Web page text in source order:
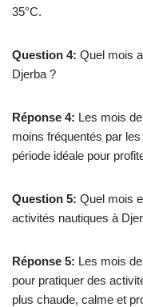
35°C.
Question 4: Quel mois
Djerba ?
Réponse 4: Les mois
moins fréquentés par
période idéale pour
Question 5: Quel mois
activités nautiques à
Réponse 5: Les mois
pour pratiquer des
plus chaude, calme et